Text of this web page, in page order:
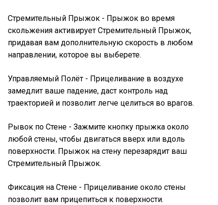
Стремительный Прыжок - Прыжок во время
скольжения активирует Стремительный Прыжок,
придавая вам дополнительную скорость в любом
направлении, которое вы выберете.
Управляемый Полёт - Прицеливание в воздухе
замедлит ваше падение, даст контроль над
траекторией и позволит легче целиться во врагов.
Рывок по Стене - Зажмите кнопку прыжка около
любой стены, чтобы двигаться вверх или вдоль
поверхности. Прыжок на стену перезарядит ваш
Стремительный Прыжок.
Фиксация на Стене - Прицеливание около стены
позволит вам прицепиться к поверхности.